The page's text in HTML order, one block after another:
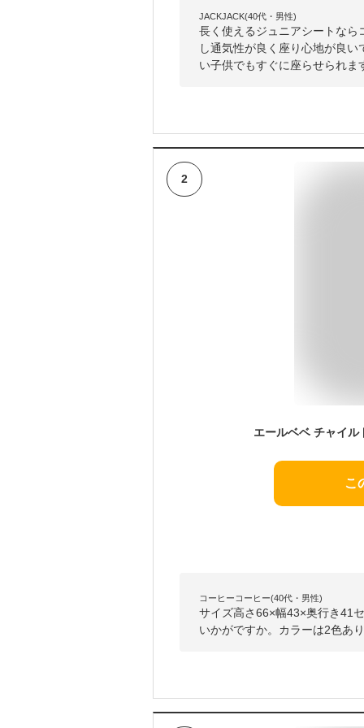
JACKJACK(40代・男性)
長く使えるジュニアシートな
し通気性が良く座り心地が良
い子供でもすぐに座らせられ
2
こ
コーヒーコーヒー(40代・男性)
サイズ高さ66×幅43×奥行き41
いかがですか。カラーは2色あ